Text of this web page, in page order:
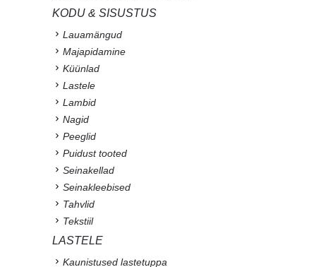
KODU & SISUSTUS
Lauamängud
Majapidamine
Küünlad
Lastele
Lambid
Nagid
Peeglid
Puidust tooted
Seinakellad
Seinakleebised
Tahvlid
Tekstiil
LASTELE
Kaunistused lastetuppa